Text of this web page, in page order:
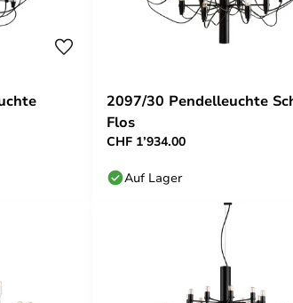
2097/30 Pendelleuchte
Flos
CHF 1’934.00
Auf Lager